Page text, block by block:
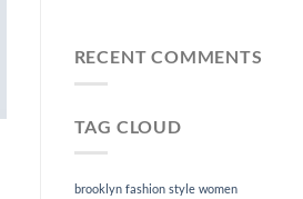
RECENT COMMENTS
TAG CLOUD
brooklyn fashion style women